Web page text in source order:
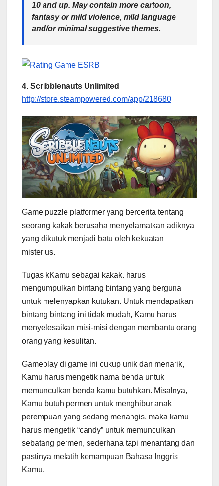
10 and up. May contain more cartoon,
fantasy or mild violence, mild language
and/or minimal suggestive themes.
4. Scribblenauts Unlimited
http://store.steampowered.com/app/218680
Game puzzle platformer yang bercerita tentang
seorang kakak berusaha menyelamatkan adiknya
yang dikutuk menjadi batu oleh kekuatan
misterius.
Tugas kKamu sebagai kakak, harus
mengumpulkan bintang bintang yang berguna
untuk melenyapkan kutukan. Untuk mendapatkan
bintang bintang ini tidak mudah, Kamu harus
menyelesaikan misi-misi dengan membantu orang
orang yang kesulitan.
Gameplay di game ini cukup unik dan menarik,
Kamu harus mengetik nama benda untuk
memunculkan benda kamu butuhkan. Misalnya,
Kamu butuh permen untuk menghibur anak
perempuan yang sedang menangis, maka kamu
harus mengetik “candy” untuk memunculkan
sebatang permen, sederhana tapi menantang dan
pastinya melatih kemampuan Bahasa Inggris
Kamu.